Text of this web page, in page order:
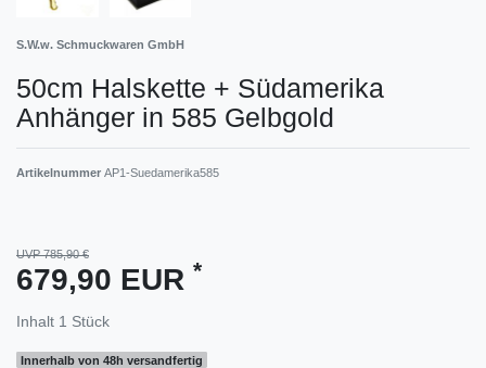
S.W.w. Schmuckwaren GmbH
50cm Halskette + Südamerika
Anhänger in 585 Gelbgold
Artikelnummer AP1-Suedamerika585
UVP 785,90 €
679,90 EUR *
Inhalt 1 Stück
Innerhalb von 48h versandfertig